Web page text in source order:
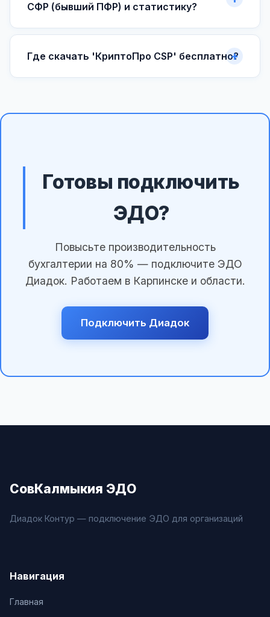
СФР (бывший ПФР) и статистику?
Где скачать 'КриптоПро CSP' бесплатно?
Готовы подключить
ЭДО?
Повысьте производительность
бухгалтерии на 80% — подключите ЭДО
Диадок. Работаем в Карпинске и области.
Подключить Диадок
СовКалмыкия ЭДО
Диадок Контур — подключение ЭДО для организаций
Навигация
Главная